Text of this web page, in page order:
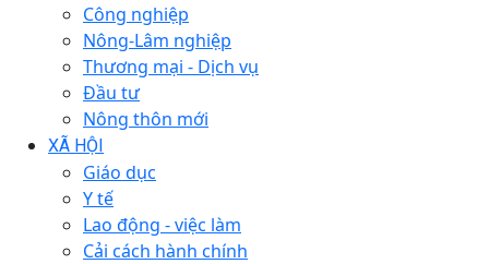
Công nghiệp
Nông-Lâm nghiệp
Thương mại - Dịch vụ
Đầu tư
Nông thôn mới
XÃ HỘI
Giáo dục
Y tế
Lao động - việc làm
Cải cách hành chính